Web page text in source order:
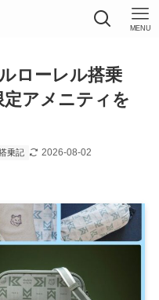
MENU
ローレル搭乗
アメニティを
乗記
2026-08-02